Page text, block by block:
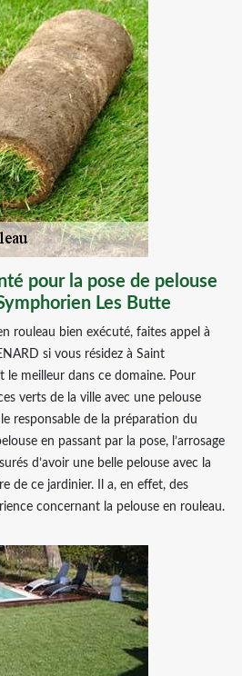
pour la pose de pelouse
Les Butte
rouleau bien exécuté, faites appel à
si vous résidez à Saint
le meilleur dans ce domaine. Pour
verts de la ville avec une pelouse
responsable de la préparation du
en passant par la pose, l’arrosage
d’avoir une belle pelouse avec la
de ce jardinier. Il a, en effet, des
concernant la pelouse en rouleau.